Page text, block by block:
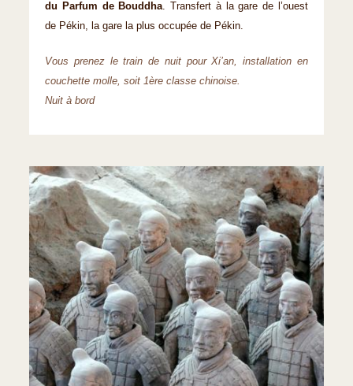
du Parfum de Bouddha. Transfert à la gare de l’ouest
de Pékin, la gare la plus occupée de Pékin.
Vous prenez le train de nuit pour Xi’an, installation en
couchette molle, soit 1ère classe chinoise.
Nuit à bord